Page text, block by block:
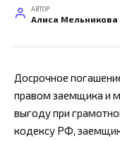
АВТОР
Алиса Мельникова
Досрочное
правом заемщика и
выгоду при
кодексу РФ,